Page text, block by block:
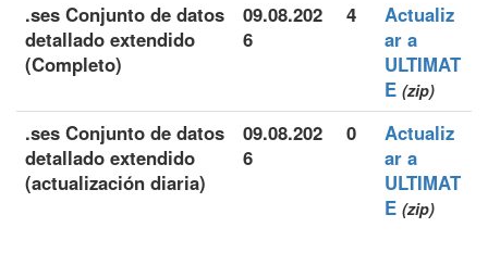
.ses Conjunto de datos
detallado extendido
(Completo)
09.08.202
6
4
Actualiz
ar a
ULTIMAT
E (zip)
.ses Conjunto de datos
detallado extendido
(actualización diaria)
09.08.202
6
0
Actualiz
ar a
ULTIMAT
E (zip)